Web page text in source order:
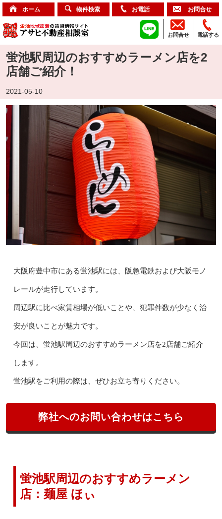
ホーム 物件検索 お電話 お問合せ
電話する
お問合せ
蛍池駅周辺のおすすめラーメン店を2
店舗ご紹介！
2021-05-10
大阪府豊中市にある蛍池駅には、阪急電鉄および大阪モノ
レールが走行しています。
周辺駅に比べ家賃相場が低いことや、犯罪件数が少なく治
安が良いことが魅力です。
今回は、蛍池駅周辺のおすすめラーメン店を2店舗ご紹介
します。
蛍池駅をご利用の際は、ぜひお立ち寄りください。
弊社へのお問い合わせはこちら
蛍池駅周辺のおすすめラーメン
店：麺屋 ほぃ